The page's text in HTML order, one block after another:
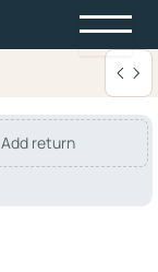
Add return